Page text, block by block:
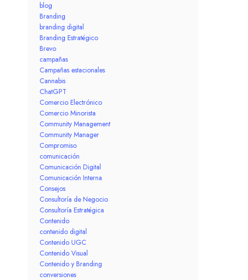
blog
Branding
branding digital
Branding Estratégico
Brevo
campañas
Campañas estacionales
Cannabis
ChatGPT
Comercio Electrónico
Comercio Minorista
Community Management
Community Manager
Compromiso
comunicación
Comunicación Digital
Comunicación Interna
Consejos
Consultoría de Negocio
Consultoría Estratégica
Contenido
contenido digital
Contenido UGC
Contenido Visual
Contenido y Branding
conversiones